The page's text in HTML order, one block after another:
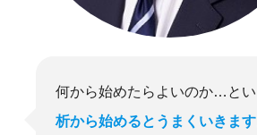
何から始めたらよいのか…とい
析から始めるとうまくいきます